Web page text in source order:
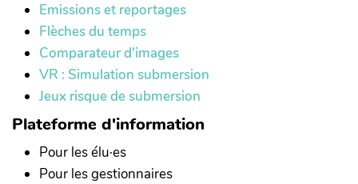
Emissions et reportages
Flèches du temps
Comparateur d'images
VR : Simulation submersion
Jeux risque de submersion
Plateforme d'information
Pour les élu·es
Pour les gestionnaires